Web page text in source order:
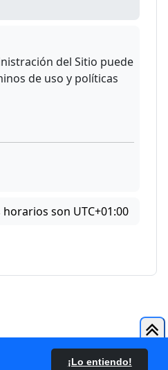
¡Lo entiendo!
del Sitio puede
de uso y políticas
horarios son UTC+01:00